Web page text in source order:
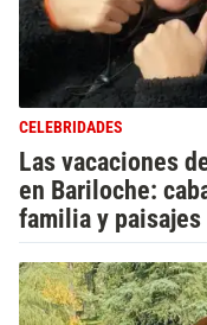
CELEBRIDADES
Las vacaciones
en Bariloche:
familia y